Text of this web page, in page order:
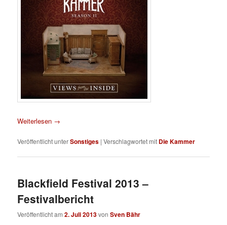
Weiterlesen →
Veröffentlicht unterSonstiges |Verschlagwortet mit Die Kammer
Blackfield Festival 2013 –
Festivalbericht
Veröffentlicht am2. Juli 2013vonSven Bähr